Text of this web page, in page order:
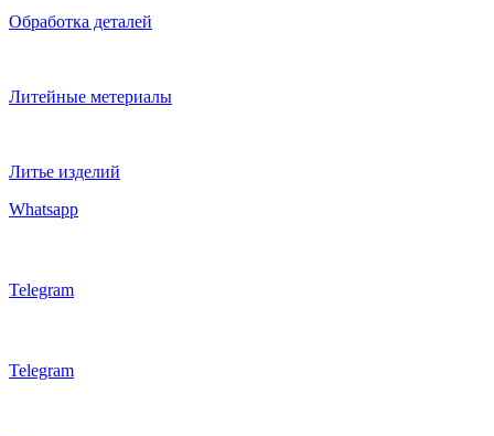
Обработка деталей
Литейные метериалы
Литье изделий
Whatsapp
Telegram
Telegram